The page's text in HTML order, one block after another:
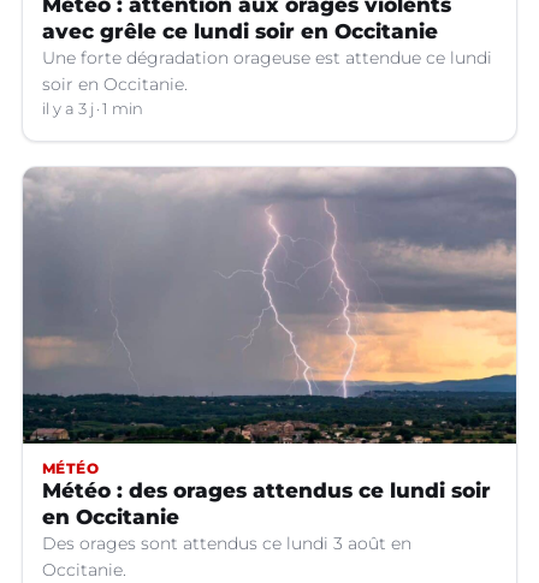
avec grêle ce lundi soir en Occitanie
Une forte dégradation orageuse est attendue ce lundi
soir en Occitanie.
il y a 3 j 1 min
MÉTÉO
Météo : des orages attendus ce lundi soir
en Occitanie
Des orages sont attendus ce lundi 3 août en
Occitanie.